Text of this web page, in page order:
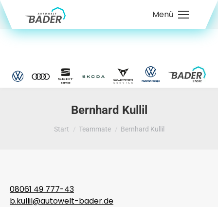
Menü
Bernhard Kullil
Sie befinden sich hier:
Start Teammate Bernhard Kullil
08061 49 777-43
b.kullil@autowelt-bader.de